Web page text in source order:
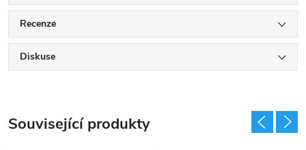
Recenze
Diskuse
Související produkty